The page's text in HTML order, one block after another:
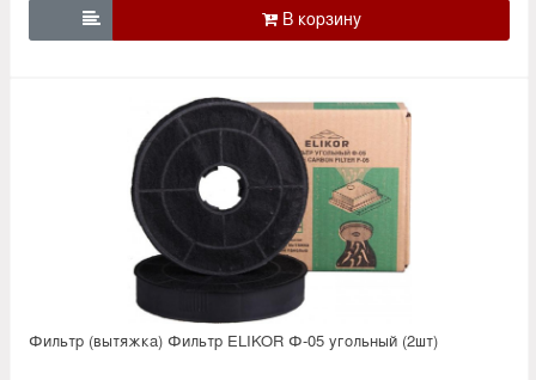

Фильтр (вытяжка) Фильтр ELIKOR Ф-05 угольный (2шт)